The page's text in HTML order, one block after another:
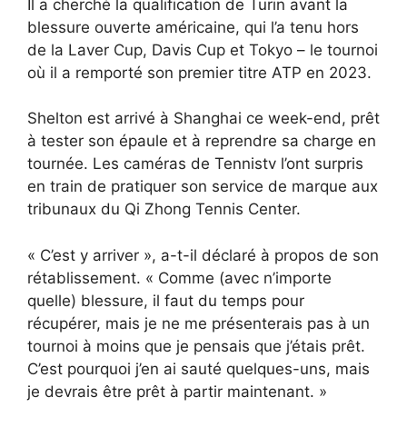
Il a cherché la qualification de Turin avant la
blessure ouverte américaine, qui l’a tenu hors
de la Laver Cup, Davis Cup et Tokyo – le tournoi
où il a remporté son premier titre ATP en 2023.
Shelton est arrivé à Shanghai ce week-end, prêt
à tester son épaule et à reprendre sa charge en
tournée. Les caméras de Tennistv l’ont surpris
en train de pratiquer son service de marque aux
tribunaux du Qi Zhong Tennis Center.
« C’est y arriver », a-t-il déclaré à propos de son
rétablissement. « Comme (avec n’importe
quelle) blessure, il faut du temps pour
récupérer, mais je ne me présenterais pas à un
tournoi à moins que je pensais que j’étais prêt.
C’est pourquoi j’en ai sauté quelques-uns, mais
je devrais être prêt à partir maintenant. »